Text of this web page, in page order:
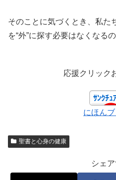
そのことに気づくとき、私た
を“外”に探す必要はなくなる
応援クリック
にほん
聖書と心身の健康
シェ